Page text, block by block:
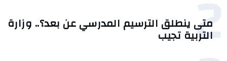
متى ينطلق الترسيم المدرسي عن بعد؟.. وزارة
التربية تجيب